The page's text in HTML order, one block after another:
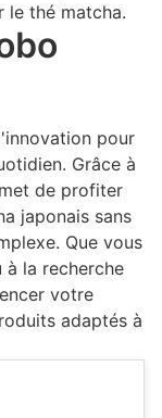
le thé matcha.
pour
Grâce à
de profiter
japonais sans
Que vous
la recherche
votre
adaptés à